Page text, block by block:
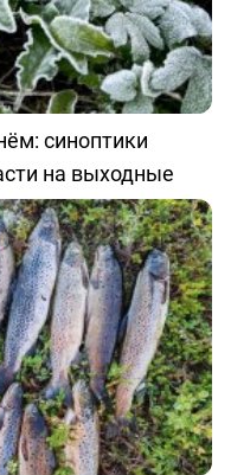
синоптики
на выходные